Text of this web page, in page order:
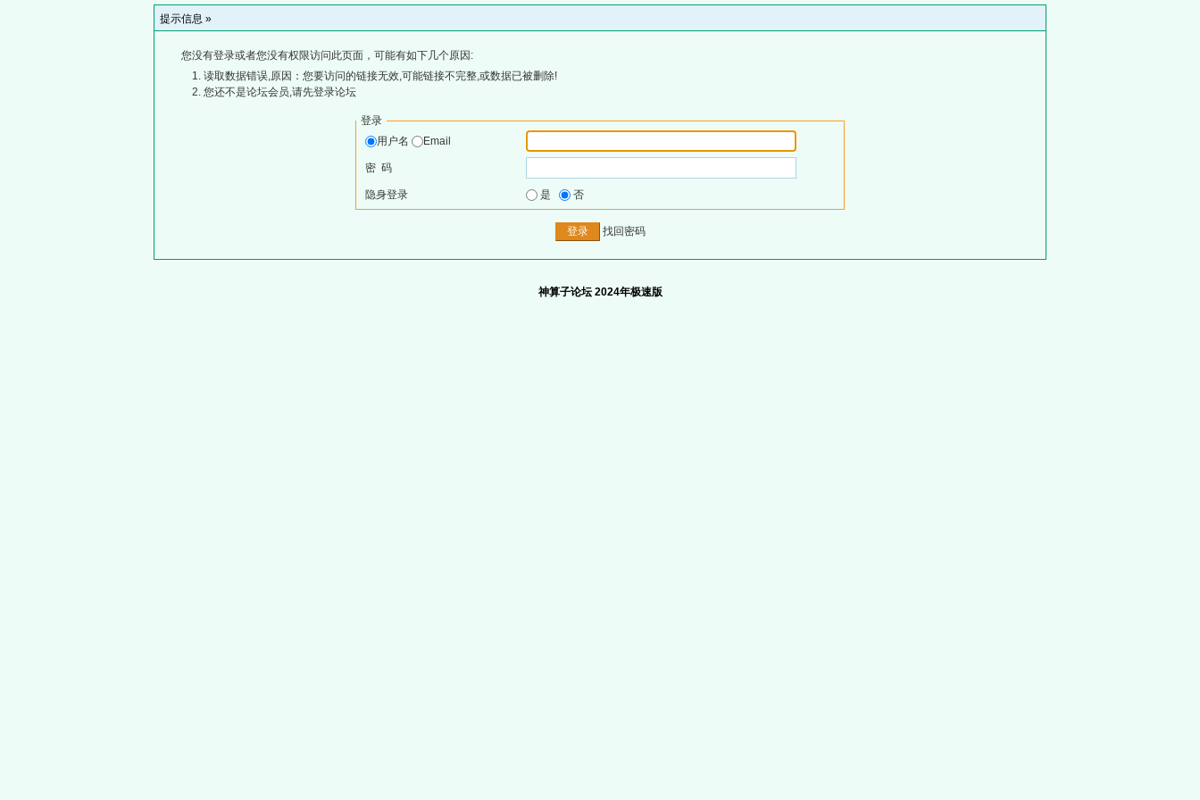
提示信息 »
您没有登录或者您没有权限访问此页面，可能有如下几个原因:
读取数据错误,原因：您要访问的链接无效,可能链接不完整,或数据已被删除!
您还不是论坛会员,请先登录论坛
登录
用户名
Email
密 码
隐身登录 是 否
找回密码
神算子论坛 2024年极速版